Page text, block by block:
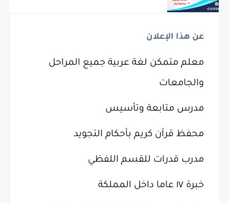
عن هذا الإعلان
معلم متمكن لغة عربية جميع المراحل
والجامعات
مدرس متابعة وتأسيس
محفظ قرآن كريم بأحكام التجويد
مدرب قدرات للقسم اللفظي
خبرة ١٧ عاما داخل المملكة